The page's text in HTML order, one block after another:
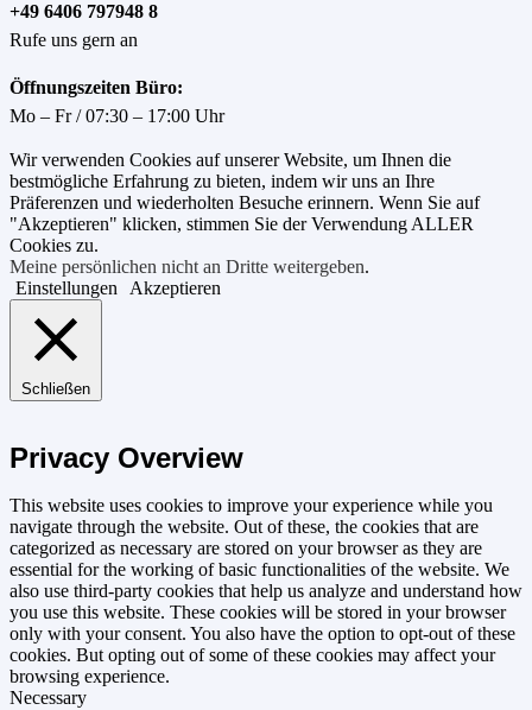
+49 6406 797948 8
Rufe uns gern an
Öffnungszeiten Büro:
Mo – Fr / 07:30 – 17:00 Uhr
Wir verwenden Cookies auf unserer Website, um Ihnen die
bestmögliche Erfahrung zu bieten, indem wir uns an Ihre
Präferenzen und wiederholten Besuche erinnern. Wenn Sie auf
"Akzeptieren" klicken, stimmen Sie der Verwendung ALLER
Cookies zu.
Meine persönlichen nicht an Dritte weitergeben.
Einstellungen
Akzeptieren
Schließen
Privacy Overview
This website uses cookies to improve your experience while you
navigate through the website. Out of these, the cookies that are
categorized as necessary are stored on your browser as they are
essential for the working of basic functionalities of the website. We
also use third-party cookies that help us analyze and understand how
you use this website. These cookies will be stored in your browser
only with your consent. You also have the option to opt-out of these
cookies. But opting out of some of these cookies may affect your
browsing experience.
Necessary